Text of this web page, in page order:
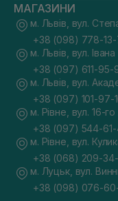
МАГАЗИНИ
м. Львів, вул.
+38 (098) 778-
м. Львів, вул.
+38 (097) 611-95-
м. Львів, вул.
+38 (097) 101-97-
м. Рівне, вул. 16-
+38 (097) 544-
м. Рівне, вул.
+38 (068) 209-
м. Луцьк, вул.
+38 (098) 076-